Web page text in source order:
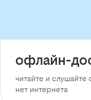
офлайн-
читайте и
нет интернета